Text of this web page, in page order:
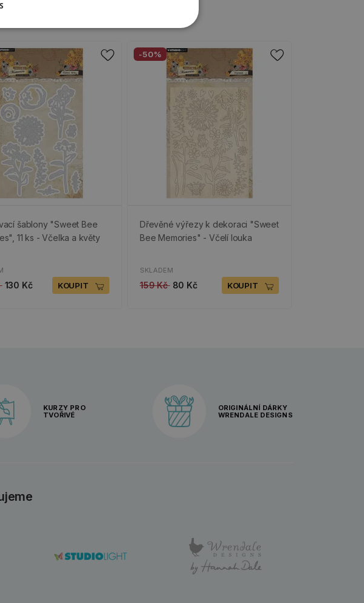
šablony "Sweet Bee
11 ks - Včelka a květy
130 Kč KOUPIT
-50%
Dřevěné výřezy k dekoraci "Sweet
Bee Memories" - Včelí louka
SKLADEM
159 Kč 80 Kč KOUPIT
KURZY PRO
TVOŘIVÉ
ORIGINÁLNÍ DÁRKY
WRENDALE DESIGNS